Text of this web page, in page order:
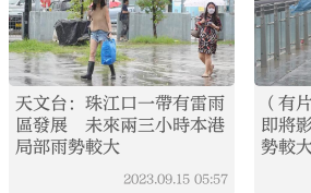
天文台：珠江口一帶有雷雨
區發展 未來兩三小時本港
局部雨勢較大
2023.09.15 05:57
（有
即將
勢較